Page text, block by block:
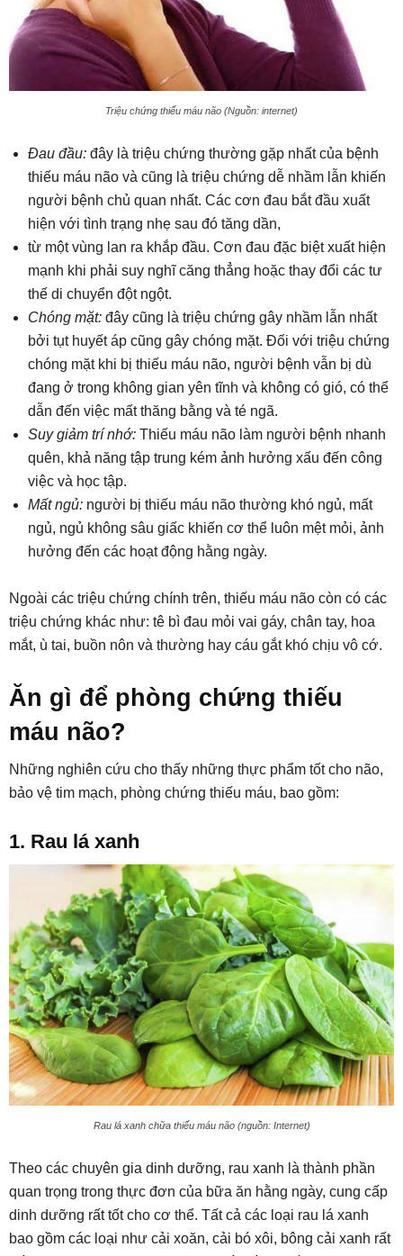
Triệu chứng thiếu máu não (Nguồn: internet)
Đau đầu: đây là triệu chứng thường gặp nhất của bệnh
thiếu máu não và cũng là triệu chứng dễ nhầm lẫn khiến
người bệnh chủ quan nhất. Các cơn đau bắt đầu xuất
hiện với tình trạng nhẹ sau đó tăng dần,
từ một vùng lan ra khắp đầu. Cơn đau đặc biệt xuất hiện
mạnh khi phải suy nghĩ căng thẳng hoặc thay đổi các tư
thế di chuyển đột ngột.
Chóng mặt: đây cũng là triệu chứng gây nhầm lẫn nhất
bởi tụt huyết áp cũng gây chóng mặt. Đối với triệu chứng
chóng mặt khi bị thiếu máu não, người bệnh vẫn bị dù
đang ở trong không gian yên tĩnh và không có gió, có thể
dẫn đến việc mất thăng bằng và té ngã.
Suy giảm trí nhớ: Thiếu máu não làm người bệnh nhanh
quên, khả năng tập trung kém ảnh hưởng xấu đến công
việc và học tập.
Mất ngủ: người bị thiếu máu não thường khó ngủ, mất
ngủ, ngủ không sâu giấc khiến cơ thể luôn mệt mỏi, ảnh
hưởng đến các hoạt động hằng ngày.
Ngoài các triệu chứng chính trên, thiếu máu não còn có các
triệu chứng khác như: tê bì đau mỏi vai gáy, chân tay, hoa
mắt, ù tai, buồn nôn và thường hay cáu gắt khó chịu vô cớ.
Ăn gì để phòng chứng thiếu
máu não?
Những nghiên cứu cho thấy những thực phẩm tốt cho não,
bảo vệ tim mạch, phòng chứng thiếu máu, bao gồm:
1. Rau lá xanh
Rau lá xanh chữa thiếu máu não (nguồn: Internet)
Theo các chuyên gia dinh dưỡng, rau xanh là thành phần
quan trọng trong thực đơn của bữa ăn hằng ngày, cung cấp
dinh dưỡng rất tốt cho cơ thể. Tất cả các loại rau lá xanh
bao gồm các loại như cải xoăn, cải bó xôi, bông cải xanh rất